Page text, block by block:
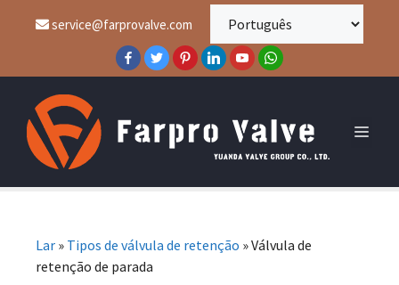
service@farprovalve.com
Lar » Tipos de válvula de retenção »Válvula de
retenção de parada